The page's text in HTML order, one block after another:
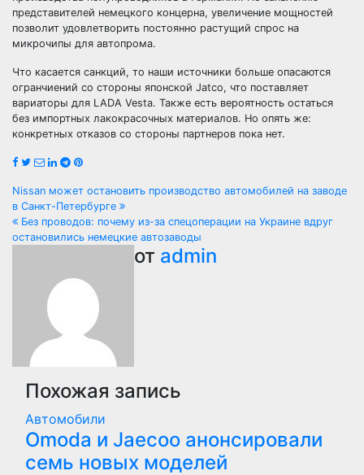
представителей немецкого концерна, увеличение мощностей
позволит удовлетворить постоянно растущий спрос на
микрочипы для автопрома.
Что касается санкций, то наши источники больше опасаются
огранчиений со стороны японской Jatco, что поставляет
вариаторы для LADA Vesta. Также есть вероятность остаться
без импортных лакокрасочных материалов. Но опять же:
конкретных отказов со стороны партнеров пока нет.
Навигация
по
Nissan может остановить производство автомобилей на заводе
в Санкт-Петербурге
Без проводов: почему из-за спецоперации на Украине вдруг
остановились немецкие автозаводы
от admin
Похожая запись
Автомобили
Оmoda и Jaecoo анонсировали
семь новых моделей